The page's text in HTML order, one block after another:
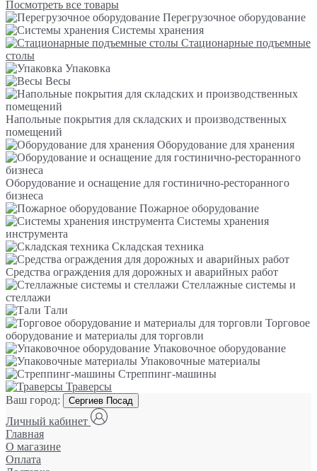
Посмотреть все товары
Перегрузочное оборудование
Системы хранения
Стационарные подъемные
столы
Упаковка
Весы
Напольные покрытия для складских и производственных
помещений
Оборудование для хранения
Оборудование и оснащение для гостинично-ресторанного
бизнеса
Пожарное оборудование
Системы хранения
инструмента
Складская техника
Средства ограждения для дорожных и аварийных работ
Стеллажные системы и
стеллажи
Тали
Торговое
оборудование и материалы для торговли
Упаковочное оборудование
Упаковочные материалы
Стреппинг-машины
Траверсы
Ваш город:
Сергиев Посад
Личный кабинет
Главная
О магазине
Оплата